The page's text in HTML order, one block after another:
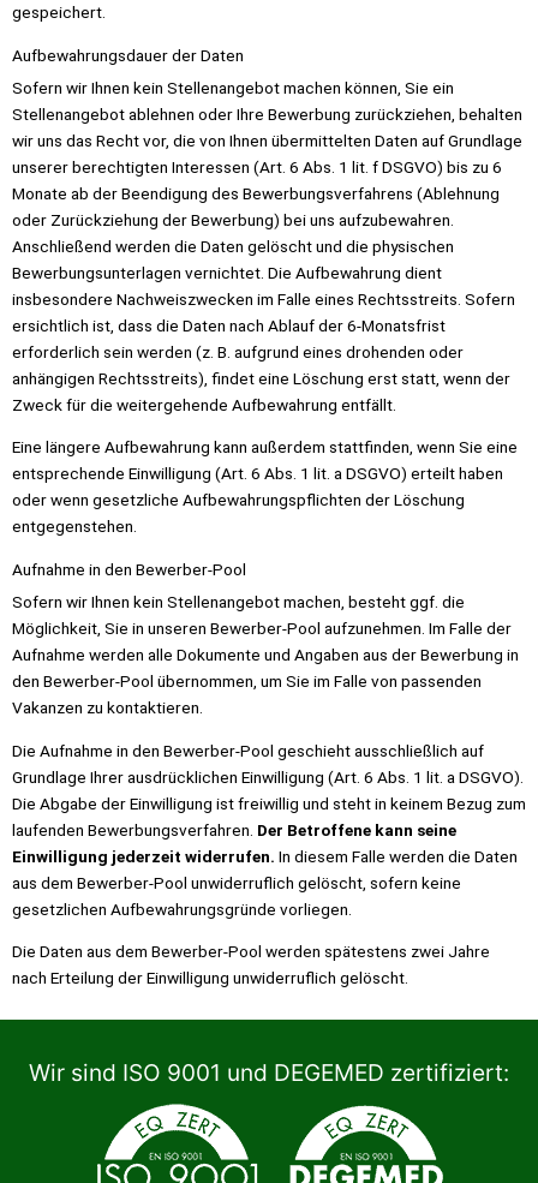
gespeichert.
Aufbewahrungsdauer der Daten
Sofern wir Ihnen kein Stellenangebot machen können, Sie ein
Stellenangebot ablehnen oder Ihre Bewerbung zurückziehen, behalten
wir uns das Recht vor, die von Ihnen übermittelten Daten auf Grundlage
unserer berechtigten Interessen (Art. 6 Abs. 1 lit. f DSGVO) bis zu 6
Monate ab der Beendigung des Bewerbungsverfahrens (Ablehnung
oder Zurückziehung der Bewerbung) bei uns aufzubewahren.
Anschließend werden die Daten gelöscht und die physischen
Bewerbungsunterlagen vernichtet. Die Aufbewahrung dient
insbesondere Nachweiszwecken im Falle eines Rechtsstreits. Sofern
ersichtlich ist, dass die Daten nach Ablauf der 6-Monatsfrist
erforderlich sein werden (z. B. aufgrund eines drohenden oder
anhängigen Rechtsstreits), findet eine Löschung erst statt, wenn der
Zweck für die weitergehende Aufbewahrung entfällt.
Eine längere Aufbewahrung kann außerdem stattfinden, wenn Sie eine
entsprechende Einwilligung (Art. 6 Abs. 1 lit. a DSGVO) erteilt haben
oder wenn gesetzliche Aufbewahrungspflichten der Löschung
entgegenstehen.
Aufnahme in den Bewerber-Pool
Sofern wir Ihnen kein Stellenangebot machen, besteht ggf. die
Möglichkeit, Sie in unseren Bewerber-Pool aufzunehmen. Im Falle der
Aufnahme werden alle Dokumente und Angaben aus der Bewerbung in
den Bewerber-Pool übernommen, um Sie im Falle von passenden
Vakanzen zu kontaktieren.
Die Aufnahme in den Bewerber-Pool geschieht ausschließlich auf
Grundlage Ihrer ausdrücklichen Einwilligung (Art. 6 Abs. 1 lit. a DSGVO).
Die Abgabe der Einwilligung ist freiwillig und steht in keinem Bezug zum
laufenden Bewerbungsverfahren. Der Betroffene kann seine
Einwilligung jederzeit widerrufen. In diesem Falle werden die Daten
aus dem Bewerber-Pool unwiderruflich gelöscht, sofern keine
gesetzlichen Aufbewahrungsgründe vorliegen.
Die Daten aus dem Bewerber-Pool werden spätestens zwei Jahre
nach Erteilung der Einwilligung unwiderruflich gelöscht.
Wir sind ISO 9001 und DEGEMED zertifiziert: